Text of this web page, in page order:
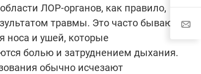
ЛОР-органов, как правило,
травмы. Это часто бывают
носа и ушей, которые
болью и затруднением дыхания.
обычно исчезают